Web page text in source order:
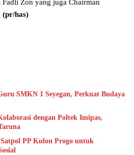
Fadli Zon yang juga Chairman
(pr/has)
SMKN 1 Seyegan, Perkuat Budaya
dengan Poltek Imipas,
PP Kulon Progo untuk